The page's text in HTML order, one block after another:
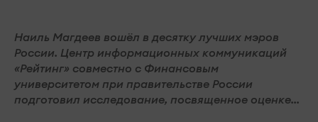
Наиль Магдеев вошёл в десятку лучших мэров
России. Центр информационных коммуникаций
«Рейтинг» совместно с Финансовым
университетом при правительстве России
подготовил исследование, посвященное оценке...